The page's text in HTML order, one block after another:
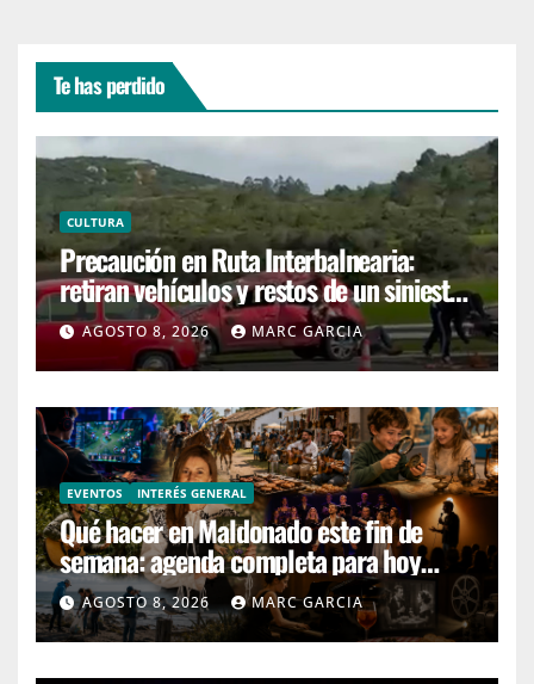
Te has perdido
CULTURA
Precaución en Ruta Interbalnearia:
retiran vehículos y restos de un siniestro
en el kilómetro 99
AGOSTO 8, 2026 MARC GARCIA
EVENTOS INTERÉS GENERAL
Qué hacer en Maldonado este fin de
semana: agenda completa para hoy
sábado y mañana domingo
AGOSTO 8, 2026 MARC GARCIA